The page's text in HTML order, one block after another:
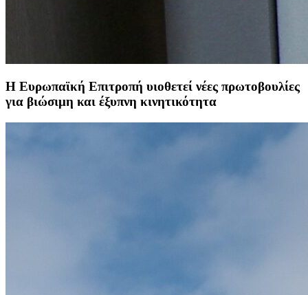
Η Ευρωπαϊκή Επιτροπή υιοθετεί νέες πρωτοβουλίες
για βιώσιμη και έξυπνη κινητικότητα